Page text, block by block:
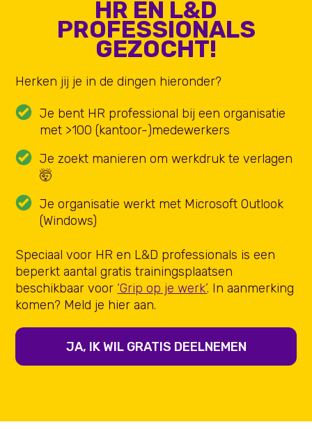
HR EN L&D
PROFESSIONALS
GEZOCHT!
Herken jij je in de dingen hieronder?
Je bent HR professional bij een organisatie
met >100 (kantoor-)medewerkers
Je zoekt manieren om werkdruk te verlagen
🤯
Je organisatie werkt met Microsoft Outlook
(Windows)
Speciaal voor HR en L&D professionals is een
beperkt aantal gratis trainingsplaatsen
beschikbaar voor ‘Grip op je werk’. In aanmerking
komen? Meld je hier aan.
JA, IK WIL GRATIS DEELNEMEN